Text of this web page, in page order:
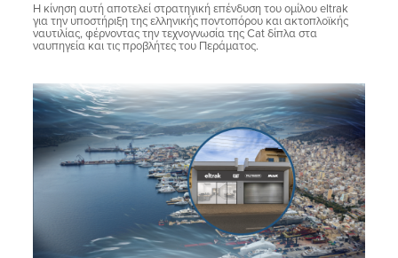
Η κίνηση αυτή αποτελεί στρατηγική επένδυση του ομίλου eltrak
για την υποστήριξη της ελληνικής ποντοπόρου και ακτοπλοϊκής
ναυτιλίας, φέρνοντας την τεχνογνωσία της Cat δίπλα στα
ναυπηγεία και τις προβλήτες του Περάματος.